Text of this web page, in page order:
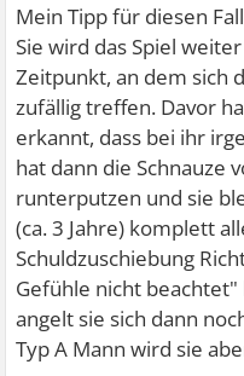
Mein Tipp für diesen
Sie wird das Spiel
Zeitpunkt, an dem sich
zufällig treffen. Davor
erkannt, dass bei ihr
hat dann die Schnauze
runterputzen und sie
(ca. 3 Jahre) komplett
Schuldzuschiebung
Gefühle nicht
angelt sie sich dann
Typ A Mann wird sie